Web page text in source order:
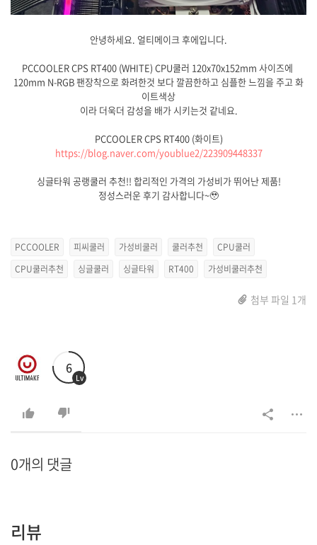
안녕하세요. 얼티메이크 후에입니다.
PCCOOLER CPS RT400 (WHITE) CPU쿨러 120x70x152mm 사이즈에
120mm N-RGB 팬장착으로 화려한것 보다 깔끔한하고 심플한 느낌을 주고 화
이트색상
이라 더욱더 감성을 배가 시키는것 같네요.
PCCOOLER CPS RT400 (화이트)
https://blog.naver.com/youblue2/223909448337
싱글타워 공랭쿨러 추천!! 합리적인 가격의 가성비가 뛰어난 제품!
정성스러운 후기 감사합니다~🥹
PCCOOLER 피씨쿨러 가성비쿨러 쿨러추천
CPU쿨러
CPU쿨러추천
싱글쿨러 싱글타워 RT400 가성비쿨러추천
첨부 파일 1개
6
Lv
0개의 댓글
리뷰